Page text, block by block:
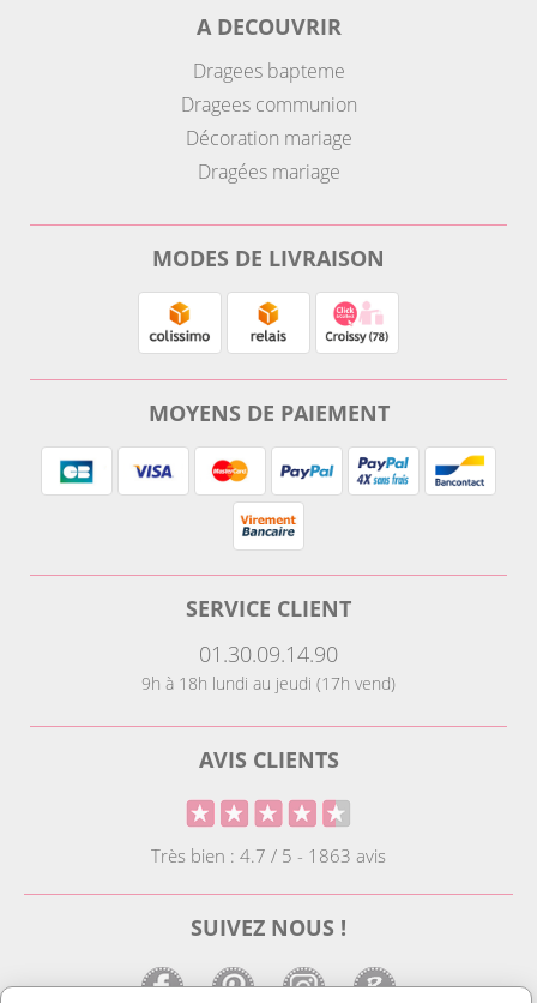
A DECOUVRIR
Dragees bapteme
Dragees communion
Décoration mariage
Dragées mariage
MODES DE LIVRAISON
MOYENS DE PAIEMENT
SERVICE CLIENT
01.30.09.14.90
9h à 18h lundi au jeudi (17h vend)
AVIS CLIENTS
Très bien : 4.7 / 5 - 1863 avis
SUIVEZ NOUS !